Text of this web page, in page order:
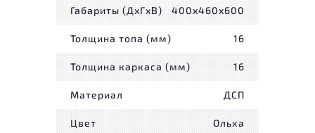
Габариты (ДxГxВ) 400x460x600
Толщина топа (мм) 16
Толщина каркаса (мм) 16
Материал ДСП
Цвет Ольха